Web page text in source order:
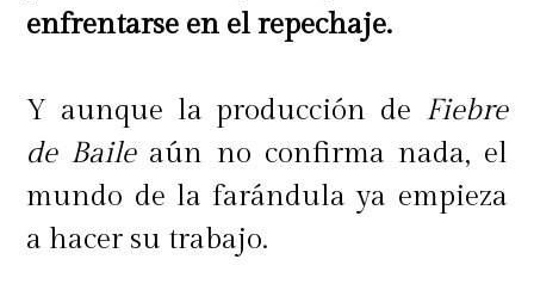
enfrentarse en el repechaje.
Y aunque la producción de Fiebre
de Baileaún no confirma nada, el
mundo de la farándula ya empieza
a hacer su trabajo.